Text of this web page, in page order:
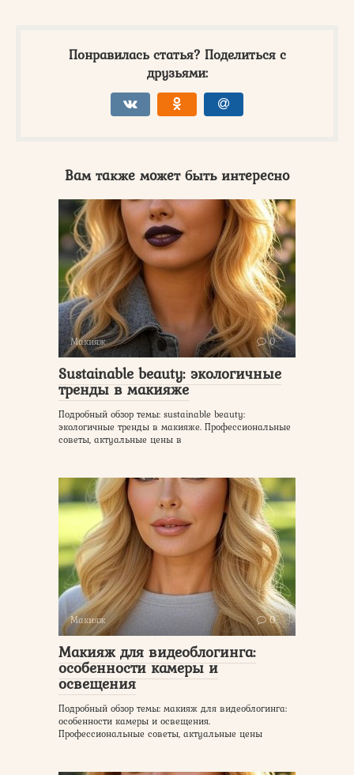
Понравилась статья? Поделиться с
друзьями:
Вам также может быть интересно
Макияж 0
Sustainable beauty: экологичные
тренды в макияже
Подробный обзор темы: sustainable beauty:
экологичные тренды в макияже. Профессиональные
советы, актуальные цены в
Макияж 0
Макияж для видеоблогинга:
особенности камеры и
освещения
Подробный обзор темы: макияж для видеоблогинга:
особенности камеры и освещения.
Профессиональные советы, актуальные цены